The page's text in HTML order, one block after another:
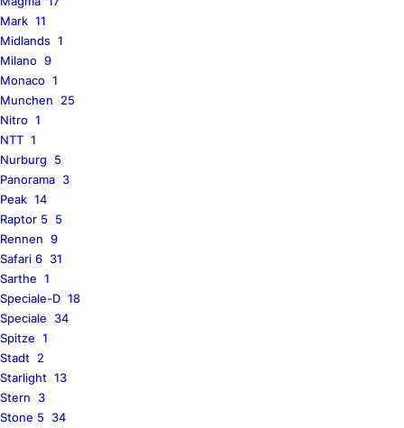
Mark 11
Midlands 1
Milano 9
Monaco 1
Munchen
25
Nitro 1
NTT 1
Nurburg
5
Panorama 3
Peak 14
Raptor 5 5
Rennen 9
Safari 6 31
Sarthe 1
Speciale-D 18
Speciale
34
Spitze 1
Stadt 2
Starlight 13
Stern
3
Stone 5 34